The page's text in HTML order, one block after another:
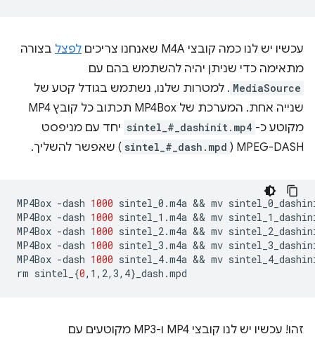
עכשיו יש לנו כמה קובצי M4A שאנחנו צריכים לפצל בצורה
מתאימה כדי שניתן יהיה להשתמש בהם עם
MediaSource . למטרות שלנו, נשתמש בגודל קטע של
שנייה אחת. המערכת של MP4Box תכתוב כל קובץ MP4
מקוטע כ- sintel_#_dashinit.mp4 יחד עם מניפסט
MPEG-DASH (
sintel_#_dash.mpd ) שאפשר להשליך.
MP4Box -dash 1000 sintel_0.m4a && mv
MP4Box -dash 1000 sintel_1.m4a && mv
MP4Box -dash 1000 sintel_2.m4a && mv
MP4Box -dash 1000 sintel_3.m4a && mv
MP4Box -dash 1000 sintel_4.m4a && mv
rm sintel_ {0,1,2,3,4}
זהו! עכשיו יש לנו קובצי MP4 ו-MP3 מקוטעים עם